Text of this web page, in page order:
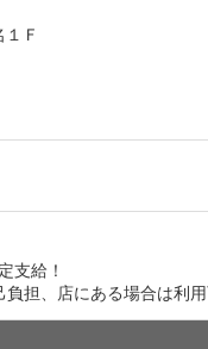
Ｆ
支給！
担、店にある場合は利